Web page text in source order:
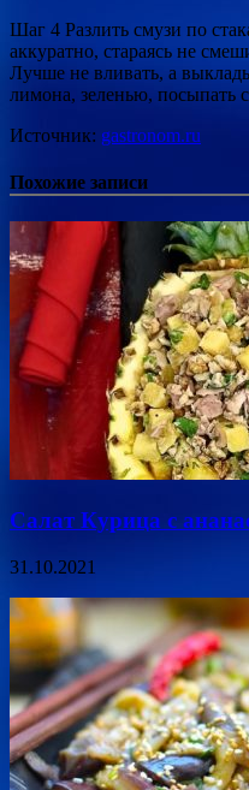
Шаг 4 Разлить смузи по
аккуратно, стараясь не
Лучше не вливать, а
лимона, зеленью, посыпать
Источник: gastronom.ru
Похожие записи
Салат Курица с
31.10.2021